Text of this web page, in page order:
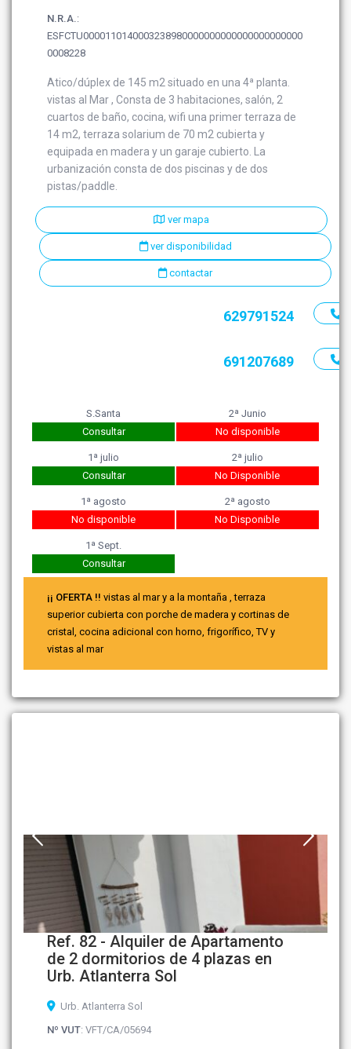
N.R.A.:
ESFCTU0000110140003238980000000000000000000000
0008228
Atico/dúplex de 145 m2 situado en una 4ª planta.
vistas al Mar , Consta de 3 habitaciones, salón, 2
cuartos de baño, cocina, wifi una primer terraza de
14 m2, terraza solarium de 70 m2 cubierta y
equipada en madera y un garaje cubierto. La
urbanización consta de dos piscinas y de dos
pistas/paddle.
ver mapa
ver disponibilidad
contactar
629791524
691207689
S.Santa
Consultar
2ª Junio
No disponible
1ª julio
Consultar
2ª julio
No Disponible
1ª agosto
No disponible
2ª agosto
No Disponible
1ª Sept.
Consultar
¡¡ OFERTA !! vistas al mar y a la montaña , terraza
superior cubierta con porche de madera y cortinas de
cristal, cocina adicional con horno, frigorífico, TV y
vistas al mar
Ref. 82 - Alquiler de Apartamento
de 2 dormitorios de 4 plazas en
Urb. Atlanterra Sol
Urb. Atlanterra Sol
Nº VUT: VFT/CA/05694